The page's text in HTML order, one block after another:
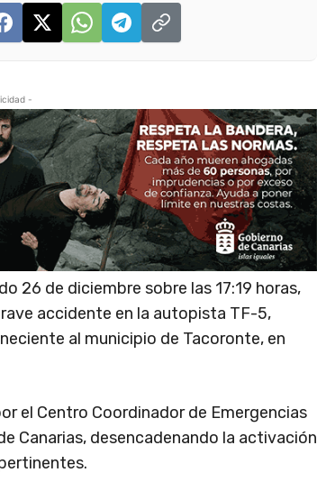
-
26 de diciembre sobre las 17:19 horas,
accidente en la autopista TF-5,
al municipio de Tacoronte, en
el Centro Coordinador de Emergencias
Canarias, desencadenando la activación